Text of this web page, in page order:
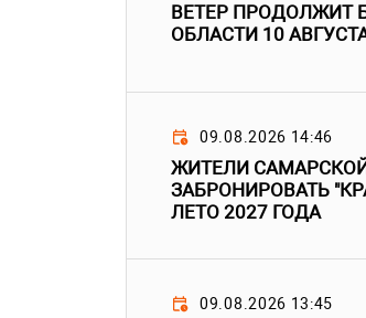
ВЕТЕР ПРОДОЛЖИТ
ОБЛАСТИ 10
09.08.2026 14:46
ЖИТЕЛИ
ЗАБРОНИРОВАТЬ
ЛЕТО 2027 ГОДА
09.08.2026 13:45